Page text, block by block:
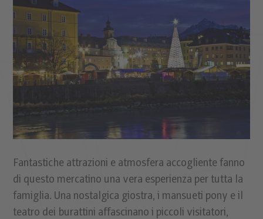
Fantastiche attrazioni e atmosfera accogliente fanno
di questo mercatino una vera esperienza per tutta la
famiglia. Una nostalgica giostra, i mansueti pony e il
teatro dei burattini affascinano i piccoli visitatori,